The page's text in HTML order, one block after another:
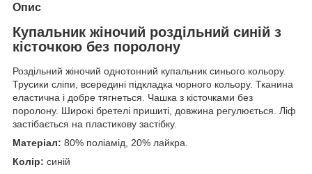
Опис
Купальник жіночий роздільний синій з
кісточкою без поролону
Роздільний жіночий однотонний купальник синього кольору.
Трусики сліпи, всередині підкладка чорного кольору. Тканина
еластична і добре тягнеться. Чашка з кісточками без
поролону. Широкі бретелі пришиті, довжина регулюється. Ліф
застібається на пластикову застібку.
Матеріал: 80% поліамід, 20% лайкра.
Колір: синій